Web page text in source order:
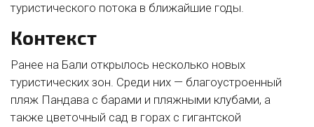
туристического потока в ближайшие годы.
Контекст
Ранее на Бали открылось несколько новых
туристических зон. Среди них — благоустроенный
пляж Пандава с барами и пляжными клубами, а
также цветочный сад в горах с гигантской